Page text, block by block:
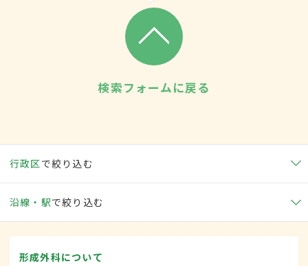
検索フォームに戻る
行政区で絞り込む
沿線・駅で絞り込む
形成外科について